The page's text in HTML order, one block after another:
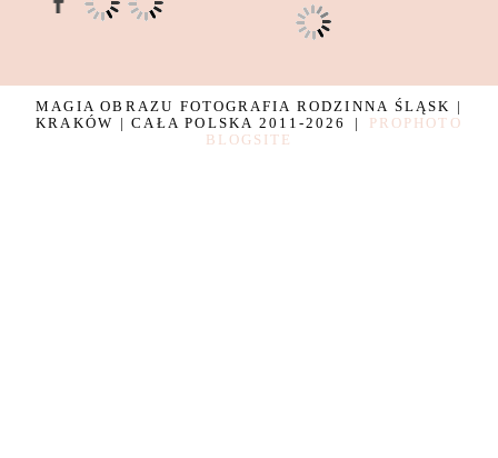
MAGIA OBRAZU FOTOGRAFIA RODZINNA ŚLĄSK |
KRAKÓW | CAŁA POLSKA 2011-2026
|
PROPHOTO
BLOGSITE